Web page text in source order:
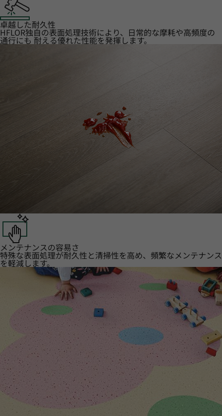
卓越した耐久性
HFLOR独自の表面処理技術により、日常的な摩耗や高頻度の
通行にも 耐える優れた性能を発揮します。
メンテナンスの容易さ
特殊な表面処理が耐久性と清掃性を高め、頻繁なメンテナンス
を軽減します。